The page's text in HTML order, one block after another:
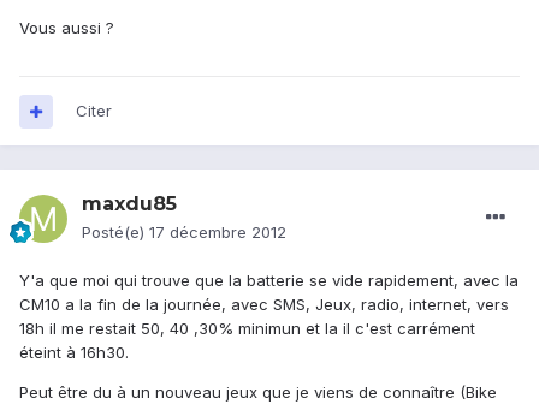
Vous aussi ?
Citer
maxdu85
Posté(e) 17 décembre 2012
Y'a que moi qui trouve que la batterie se vide rapidement, avec la
CM10 a la fin de la journée, avec SMS, Jeux, radio, internet, vers
18h il me restait 50, 40 ,30% minimun et la il c'est carrément
éteint à 16h30.
Peut être du à un nouveau jeux que je viens de connaître (Bike